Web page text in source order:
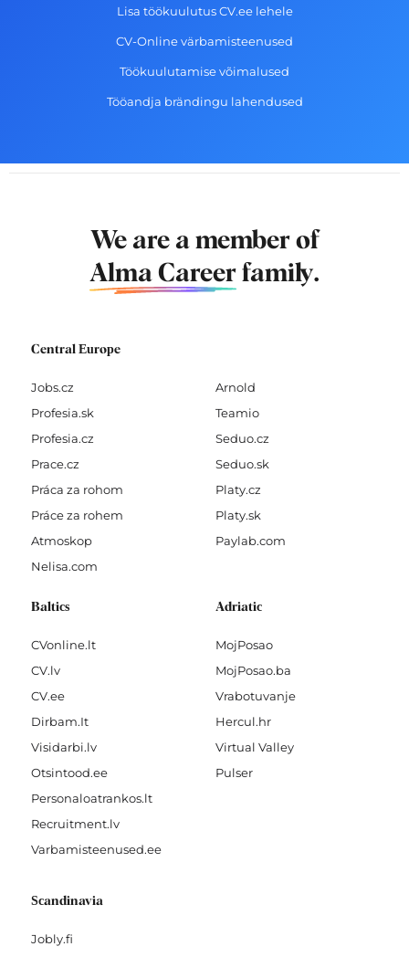
Lisa töökuulutus CV.ee lehele
CV-Online värbamisteenused
Töökuulutamise võimalused
Tööandja brändingu lahendused
We are a member of
Alma Career family.
Central Europe
Jobs.cz
Profesia.sk
Profesia.cz
Prace.cz
Práca za rohom
Práce za rohem
Atmoskop
Nelisa.com
Arnold
Teamio
Seduo.cz
Seduo.sk
Platy.cz
Platy.sk
Paylab.com
Baltics
CVonline.lt
CV.lv
CV.ee
Dirbam.It
Visidarbi.lv
Otsintood.ee
Personaloatrankos.lt
Recruitment.lv
Varbamisteenused.ee
Adriatic
MojPosao
MojPosao.ba
Vrabotuvanje
Hercul.hr
Virtual Valley
Pulser
Scandinavia
Jobly.fi